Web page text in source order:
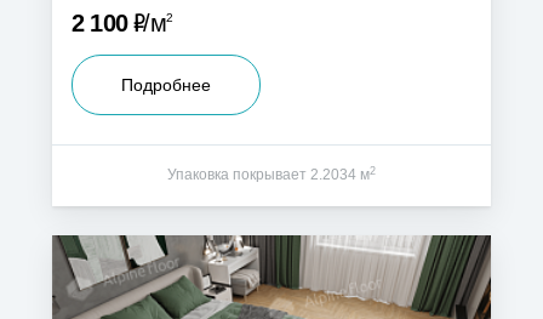
2 100Р м2
Подробнее
Упаковка покрывает 2.2034 м2